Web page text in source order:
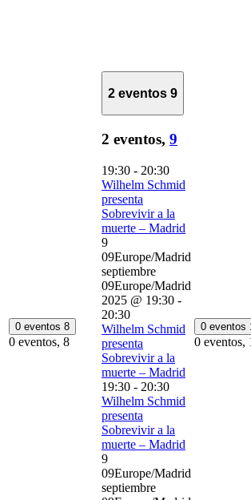
0 eventos 8
0 eventos, 8
2 eventos 9
2 eventos, 9
19:30 - 20:30
Wilhelm Schmid
presenta
Sobrevivir a la
muerte – Madrid
9
09Europe/Madrid
septiembre
09Europe/Madrid
2025 @ 19:30 -
20:30
Wilhelm Schmid
presenta
Sobrevivir a la
muerte – Madrid
19:30 - 20:30
Wilhelm Schmid
presenta
Sobrevivir a la
muerte – Madrid
9
09Europe/Madrid
septiembre
0 eventos
0 eventos,